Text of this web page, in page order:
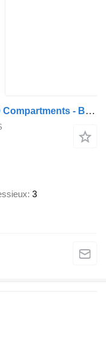
Lambrecht Bulkoplegger 51m3 - 9 Compartments - BULK Mixed Feed/Futter - Li
3